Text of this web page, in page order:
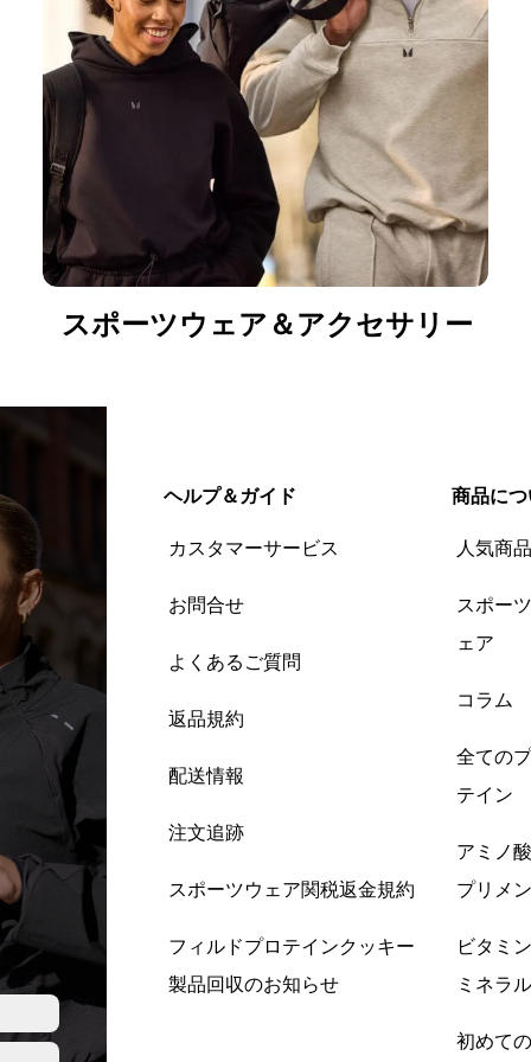
スポーツウェア＆アクセサリー
ヘルプ＆ガイド
カスタマーサービス
お問合せ
よくあるご質問
返品規約
配送情報
注文追跡
スポーツウェア関税返金規約
フィルドプロテインクッキー
製品回収のお知らせ
商品に
人気商
スポー
ェア
コラム
全ての
テイン
アミノ
プリメ
ビタミ
ミネラ
初めて